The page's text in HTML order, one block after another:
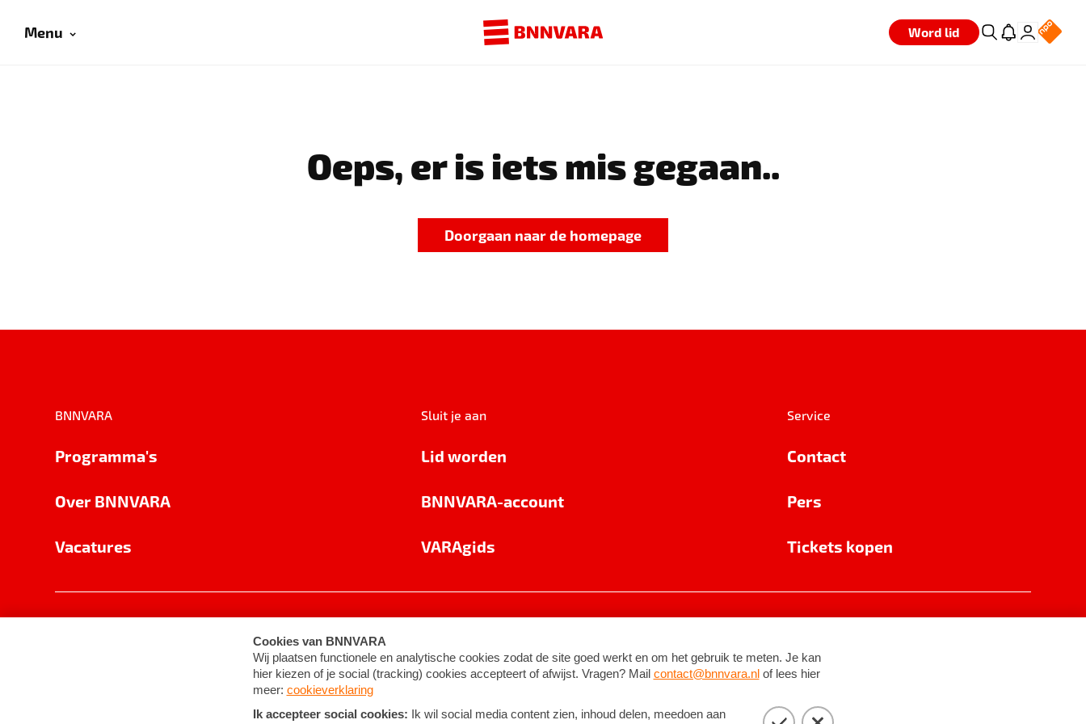
Menu Word lid
Oeps, er is iets mis gegaan..
Doorgaan naar de homepage
BNNVARA
Programma's
Over BNNVARA
Vacatures
Sluit je aan
Lid worden
BNNVARA-account
VARAgids
Service
Contact
Pers
Tickets kopen
Cookie-instellingen Algemene voorwaarden ©2026BNNVARA